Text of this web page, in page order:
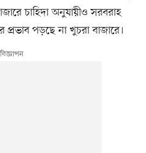
চাহিদা অনুযায়ীও সরবরাহ
প্রভাব পড়ছে না খুচরা বাজারে।